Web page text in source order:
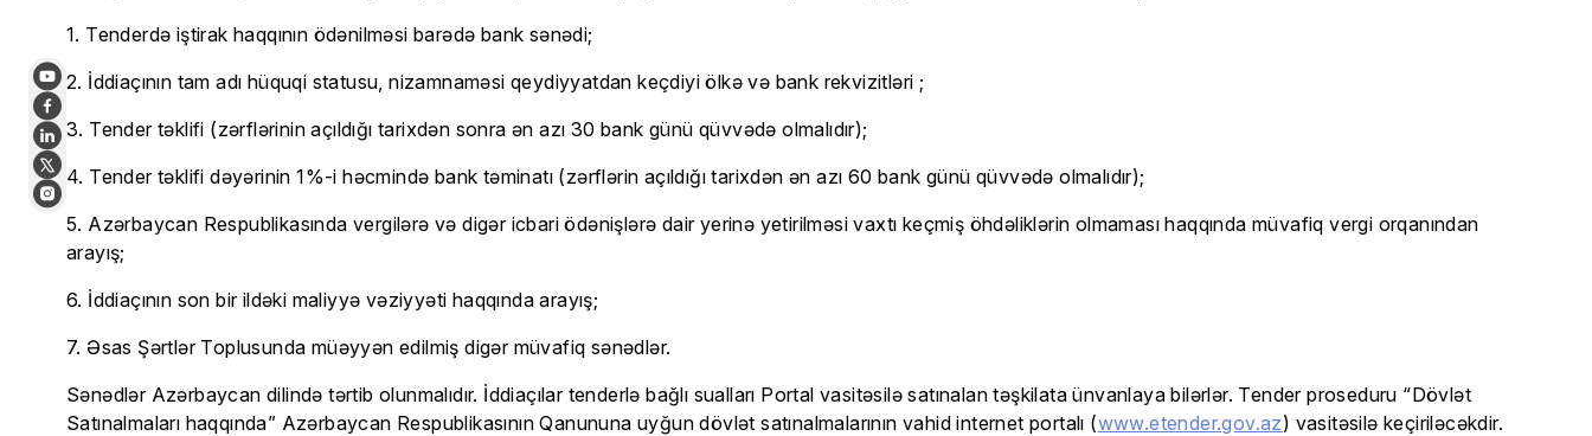
1. Tenderdə iştirak haqqının ödənilməsi barədə bank sənədi;
2. İddiaçının tam adı hüquqi statusu, nizamnaməsi qeydiyyatdan keçdiyi ölkə və bank rekvizitləri ;
3. Tender təklifi (zərflərinin açıldığı tarixdən sonra ən azı 30 bank günü qüvvədə olmalıdır);
4. Tender təklifi dəyərinin 1%-i həcmində bank təminatı (zərflərin açıldığı tarixdən ən azı 60 bank günü qüvvədə olmalıdır);
5. Azərbaycan Respublikasında vergilərə və digər icbari ödənişlərə dair yerinə yetirilməsi vaxtı keçmiş öhdəliklərin olmaması haqqında müvafiq vergi orqanından
arayış;
6. İddiaçının son bir ildəki maliyyə vəziyyəti haqqında arayış;
7. Əsas Şərtlər Toplusunda müəyyən edilmiş digər müvafiq sənədlər.
Sənədlər Azərbaycan dilində tərtib olunmalıdır. İddiaçılar tenderlə bağlı sualları Portal vasitəsilə satınalan təşkilata ünvanlaya bilərlər. Tender proseduru “Dövlət
Satınalmaları haqqında” Azərbaycan Respublikasının Qanununa uyğun dövlət satınalmalarının vahid internet portalı (www.etender.gov.az) vasitəsilə keçiriləcəkdir.